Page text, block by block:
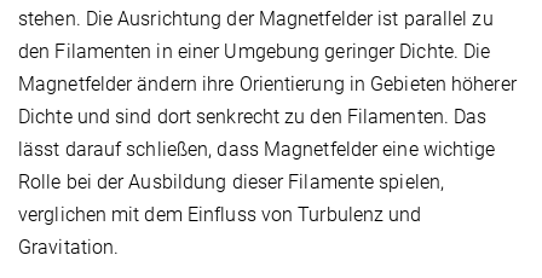
stehen. Die Ausrichtung der Magnetfelder ist parallel zu
den Filamenten in einer Umgebung geringer Dichte. Die
Magnetfelder ändern ihre Orientierung in Gebieten höherer
Dichte und sind dort senkrecht zu den Filamenten. Das
lässt darauf schließen, dass Magnetfelder eine wichtige
Rolle bei der Ausbildung dieser Filamente spielen,
verglichen mit dem Einfluss von Turbulenz und
Gravitation.